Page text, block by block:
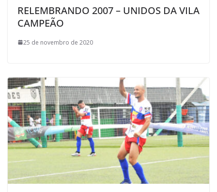
RELEMBRANDO 2007 – UNIDOS DA VILA
CAMPEÃO
25 de novembro de 2020